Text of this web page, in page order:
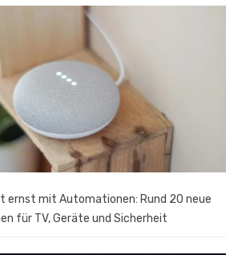
ernst mit Automationen: Rund 20 neue
für TV, Geräte und Sicherheit